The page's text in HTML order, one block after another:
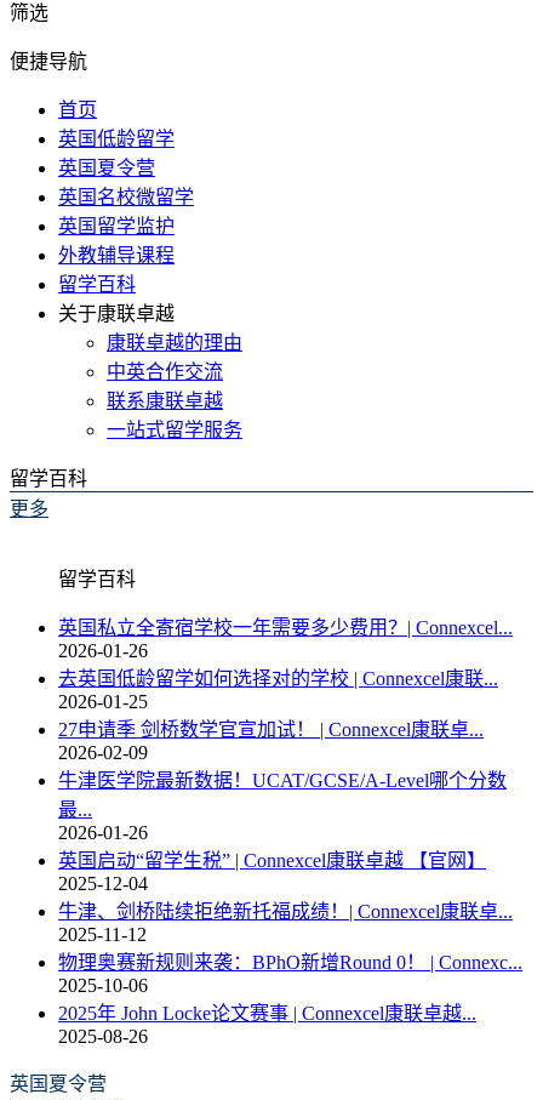
筛选
便捷导航
首页
英国低龄留学
英国夏令营
英国名校微留学
英国留学监护
外教辅导课程
留学百科
关于康联卓越
康联卓越的理由
中英合作交流
联系康联卓越
一站式留学服务
留学百科
更多
留学百科
英国私立全寄宿学校一年需要多少费用？| Connexcel...
2026-01-26
去英国低龄留学如何选择对的学校 | Connexcel康联...
2026-01-25
27申请季 剑桥数学官宣加试！ | Connexcel康联卓...
2026-02-09
牛津医学院最新数据！UCAT/GCSE/A-Level哪个分数
最...
2026-01-26
英国启动“留学生税” | Connexcel康联卓越 【官网】
2025-12-04
牛津、剑桥陆续拒绝新托福成绩！| Connexcel康联卓...
2025-11-12
物理奥赛新规则来袭：BPhO新增Round 0！ | Connexc...
2025-10-06
2025年 John Locke论文赛事 | Connexcel康联卓越...
2025-08-26
英国夏令营